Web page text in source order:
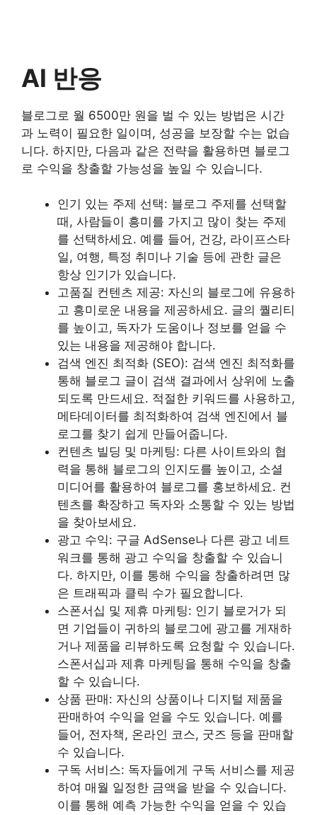
AI 반응
블로그로 월 6500만 원을 벌 수 있는 방법은 시간
과 노력이 필요한 일이며, 성공을 보장할 수는 없습
니다. 하지만, 다음과 같은 전략을 활용하면 블로그
로 수익을 창출할 가능성을 높일 수 있습니다.
인기 있는 주제 선택: 블로그 주제를 선택할
때, 사람들이 흥미를 가지고 많이 찾는 주제
를 선택하세요. 예를 들어, 건강, 라이프스타
일, 여행, 특정 취미나 기술 등에 관한 글은
항상 인기가 있습니다.
고품질 컨텐츠 제공: 자신의 블로그에 유용하
고 흥미로운 내용을 제공하세요. 글의 퀄리티
를 높이고, 독자가 도움이나 정보를 얻을 수
있는 내용을 제공해야 합니다.
검색 엔진 최적화 (SEO): 검색 엔진 최적화를
통해 블로그 글이 검색 결과에서 상위에 노출
되도록 만드세요. 적절한 키워드를 사용하고,
메타데이터를 최적화하여 검색 엔진에서 블
로그를 찾기 쉽게 만들어줍니다.
컨텐츠 빌딩 및 마케팅: 다른 사이트와의 협
력을 통해 블로그의 인지도를 높이고, 소셜
미디어를 활용하여 블로그를 홍보하세요. 컨
텐츠를 확장하고 독자와 소통할 수 있는 방법
을 찾아보세요.
광고 수익: 구글 AdSense나 다른 광고 네트
워크를 통해 광고 수익을 창출할 수 있습니
다. 하지만, 이를 통해 수익을 창출하려면 많
은 트래픽과 클릭 수가 필요합니다.
스폰서십 및 제휴 마케팅: 인기 블로거가 되
면 기업들이 귀하의 블로그에 광고를 게재하
거나 제품을 리뷰하도록 요청할 수 있습니다.
스폰서십과 제휴 마케팅을 통해 수익을 창출
할 수 있습니다.
상품 판매: 자신의 상품이나 디지털 제품을
판매하여 수익을 얻을 수도 있습니다. 예를
들어, 전자책, 온라인 코스, 굿즈 등을 판매할
수 있습니다.
구독 서비스: 독자들에게 구독 서비스를 제공
하여 매월 일정한 금액을 받을 수 있습니다.
이를 통해 예측 가능한 수익을 얻을 수 있습